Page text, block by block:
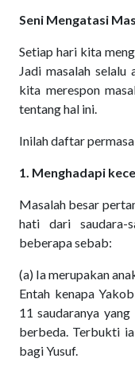
Seni Mengatasi
Setiap hari kita
Jadi masalah selalu
kita merespon
tentang hal ini.
Inilah daftar
1. Menghadapi
Masalah besar
hati dari saudara-
beberapa sebab:
(a) Ia merupakan
Entah kenapa
11 saudaranya
berbeda. Terbukti
bagi Yusuf.